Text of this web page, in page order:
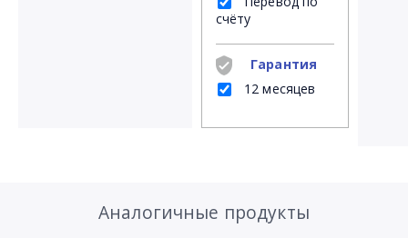
счёту
Гарантия
12 месяцев
Аналогичные продукты